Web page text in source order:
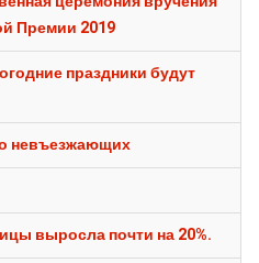
Премии 2019
праздники будут
невъезжающих
выросла почти на 20%.